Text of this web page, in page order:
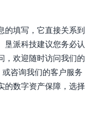
的填写，它直接关系到
垦派科技建议您务必认
，欢迎随时访问我们的
或咨询我们的客户服务
的数字资产保障，选择